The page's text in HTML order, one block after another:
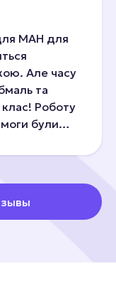
МАН для
Але часу
та
Роботу
були